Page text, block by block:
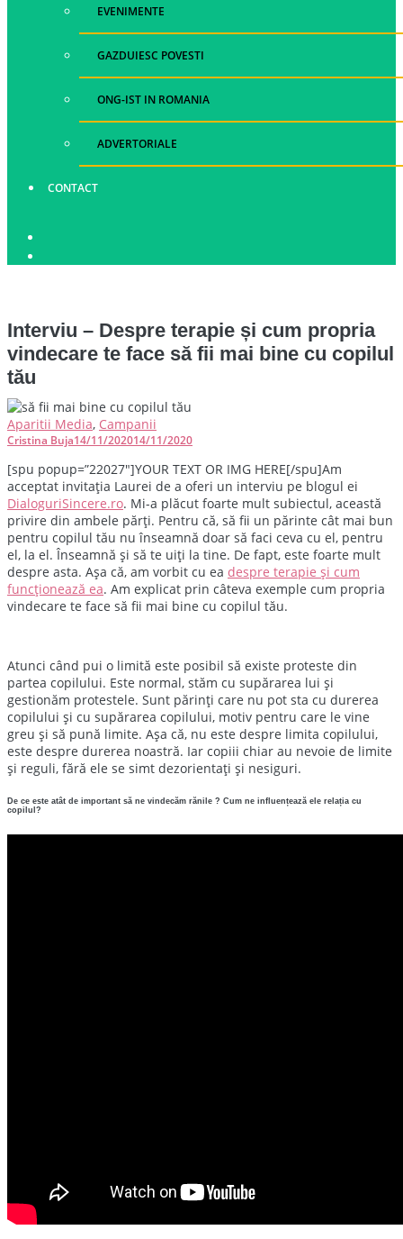
EVENIMENTE
GAZDUIESC POVESTI
ONG-IST IN ROMANIA
ADVERTORIALE
CONTACT
Interviu – Despre terapie și cum propria
vindecare te face să fii mai bine cu copilul
tău
Aparitii Media, Campanii
Cristina Buja14/11/202014/11/2020
[spu popup=”22027″]YOUR TEXT OR IMG HERE[/spu]Am
acceptat invitația Laurei de a oferi un interviu pe blogul ei
DialoguriSincere.ro. Mi-a plăcut foarte mult subiectul, această
privire din ambele părți. Pentru că, să fii un părinte cât mai bun
pentru copilul tău nu înseamnă doar să faci ceva cu el, pentru
el, la el. Înseamnă și să te uiți la tine. De fapt, este foarte mult
despre asta. Așa că, am vorbit cu ea despre terapie și cum
funcționează ea. Am explicat prin câteva exemple cum propria
vindecare te face să fii mai bine cu copilul tău.
Atunci când pui o limită este posibil să existe proteste din
partea copilului. Este normal, stăm cu supărarea lui și
gestionăm protestele. Sunt părinți care nu pot sta cu durerea
copilului și cu supărarea copilului, motiv pentru care le vine
greu și să pună limite. Așa că, nu este despre limita copilului,
este despre durerea noastră. Iar copiii chiar au nevoie de limite
și reguli, fără ele se simt dezorientați și nesiguri.
De ce este atât de important să ne vindecăm rănile ? Cum ne influențează ele relația cu
copilul?